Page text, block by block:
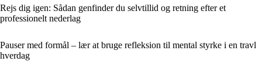
Rejs dig igen: Sådan genfinder du selvtillid og retning efter et
professionelt nederlag
Pauser med formål – lær at bruge refleksion til mental styrke i en travl
hverdag